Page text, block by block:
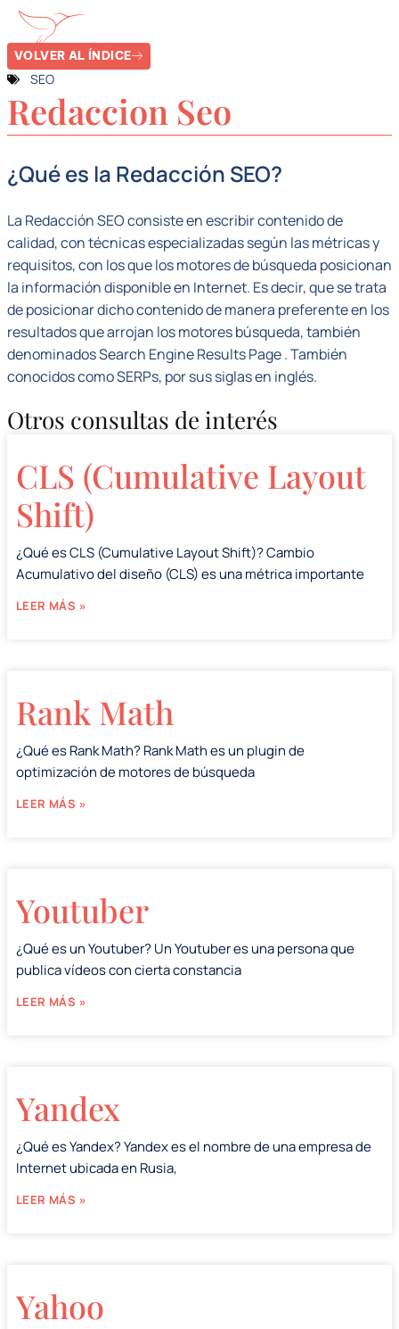
VOLVER AL ÍNDICE
SEO
Redaccion Seo
¿Qué es la Redacción SEO?
La Redacción SEO consiste en escribir contenido de
calidad, con técnicas especializadas según las métricas y
requisitos, con los que los motores de búsqueda posicionan
la información disponible en Internet. Es decir, que se trata
de posicionar dicho contenido de manera preferente en los
resultados que arrojan los motores búsqueda, también
denominados Search Engine Results Page . También
conocidos como SERPs, por sus siglas en inglés.
Otros consultas de interés
CLS (Cumulative Layout
Shift)
¿Qué es CLS (Cumulative Layout Shift)? Cambio
Acumulativo del diseño (CLS) es una métrica importante
LEER MÁS »
Rank Math
¿Qué es Rank Math? Rank Math es un plugin de
optimización de motores de búsqueda
LEER MÁS »
Youtuber
¿Qué es un Youtuber? Un Youtuber es una persona que
publica vídeos con cierta constancia
LEER MÁS »
Yandex
¿Qué es Yandex? Yandex es el nombre de una empresa de
Internet ubicada en Rusia,
LEER MÁS »
Yahoo